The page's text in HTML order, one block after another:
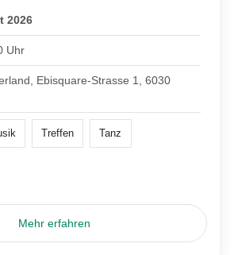
2026
Uhr
Ebisquare-Strasse 1, 6030
Treffen Tanz
Mehr erfahren